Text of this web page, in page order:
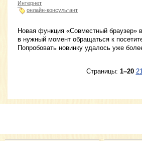
Интернет
онлайн-консультант
Новая функция «Совместный браузер»
в нужный момент обращаться к
Попробовать новинку удалось уже
Страницы: 1–20